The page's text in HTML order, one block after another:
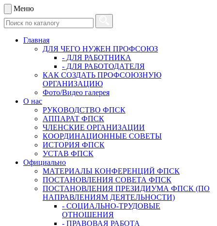
Меню
Главная
ДЛЯ ЧЕГО НУЖЕН ПРОФСОЮЗ
- ДЛЯ РАБОТНИКА
- ДЛЯ РАБОТОДАТЕЛЯ
КАК СОЗДАТЬ ПРОФСОЮЗНУЮ
ОРГАНИЗАЦИЮ
Фото/Видео галерея
О нас
РУКОВОДСТВО ФПСК
АППАРАТ ФПСК
ЧЛЕНСКИЕ ОРГАНИЗАЦИИ
КООРДИНАЦИОННЫЕ СОВЕТЫ
ИСТОРИЯ ФПСК
УСТАВ ФПСК
Официально
МАТЕРИАЛЫ КОНФЕРЕНЦИЙ ФПСК
ПОСТАНОВЛЕНИЯ СОВЕТА ФПСК
ПОСТАНОВЛЕНИЯ ПРЕЗИДИУМА ФПСК (ПО
НАПРАВЛЕНИЯМ ДЕЯТЕЛЬНОСТИ)
- СОЦИАЛЬНО-ТРУДОВЫЕ
ОТНОШЕНИЯ
- ПРАВОВАЯ РАБОТА